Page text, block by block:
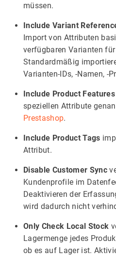
müssen.
Include Variant
Import von Attributen
verfügbaren Varianten
Standardmäßig
Varianten-IDs, -Namen, -
Include Product Features
speziellen Attribute
Prestashop.
Include Product Tags
Attribut.
Disable Customer Sync
Kundenprofile im
Deaktivieren der
wird dadurch nicht
Only Check Local Stock
Lagermenge jedes
ob es auf Lager ist.